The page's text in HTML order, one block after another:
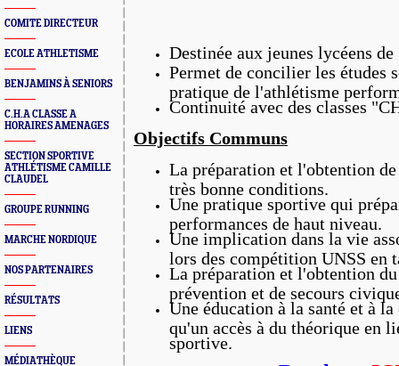
COMITE DIRECTEUR
ECOLE ATHLETISME
BENJAMINS À SENIORS
C.H.A CLASSE A
HORAIRES AMENAGES
SECTION SPORTIVE
ATHLÉTISME CAMILLE
CLAUDEL
GROUPE RUNNING
MARCHE NORDIQUE
NOS PARTENAIRES
RÉSULTATS
LIENS
MÉDIATHÈQUE
Destinée aux jeunes lycéens de
Permet de concilier les études
pratique de l'athlétisme
Continuité avec des classes
Objectifs Communs
La préparation et l'obtention
très bonne conditions.
Une pratique sportive qui
performances de haut niveau.
Une implication dans la vie
lors des compétition UNSS en
La préparation et l'obtention
prévention et de secours
Une éducation à la santé et à
qu'un accès à du théorique en
sportive.